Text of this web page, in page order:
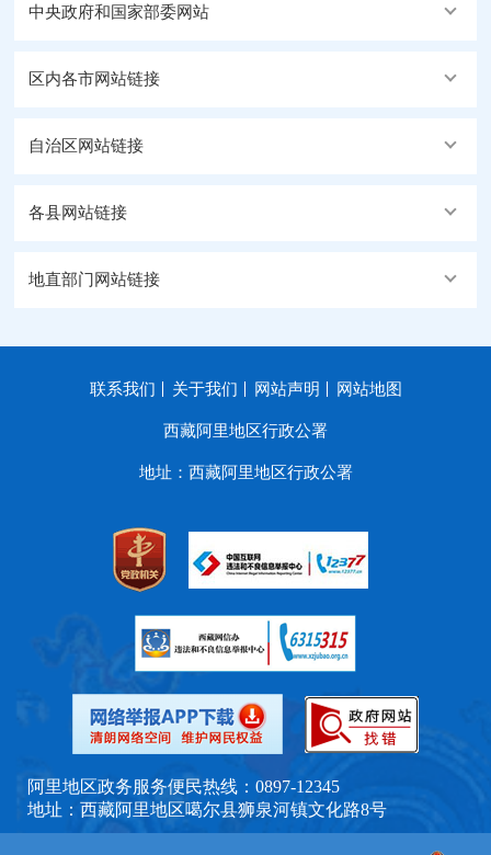
中央政府和国家部委网站
区内各市网站链接
自治区网站链接
各县网站链接
地直部门网站链接
联系我们 关于我们 网站声明 网站地图
西藏阿里地区行政公署
地址：西藏阿里地区行政公署
阿里地区政务服务便民热线：0897-12345
地址：西藏阿里地区噶尔县狮泉河镇文化路8号